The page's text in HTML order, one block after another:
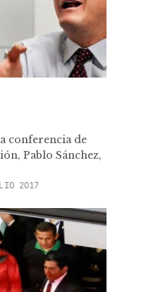
conferencia de
Pablo Sánchez,
2017